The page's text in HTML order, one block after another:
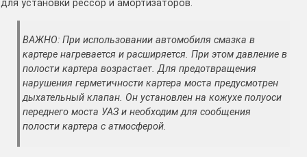
для установки рессор и амортизаторов.
ВАЖНО: При использовании автомобиля смазка в
картере нагревается и расширяется. При этом давление в
полости картера возрастает. Для предотвращения
нарушения герметичности картера моста предусмотрен
дыхательный клапан. Он установлен на кожухе полуоси
переднего моста УАЗ и необходим для сообщения
полости картера с атмосферой.